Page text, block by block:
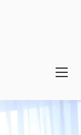
Main
Secondary
Navigation